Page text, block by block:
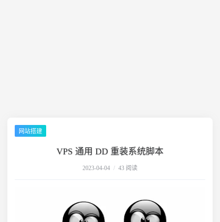
网站搭建
VPS 通用 DD 重装系统脚本
2023-04-04 / 43 阅读